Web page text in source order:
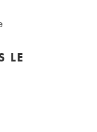
LE